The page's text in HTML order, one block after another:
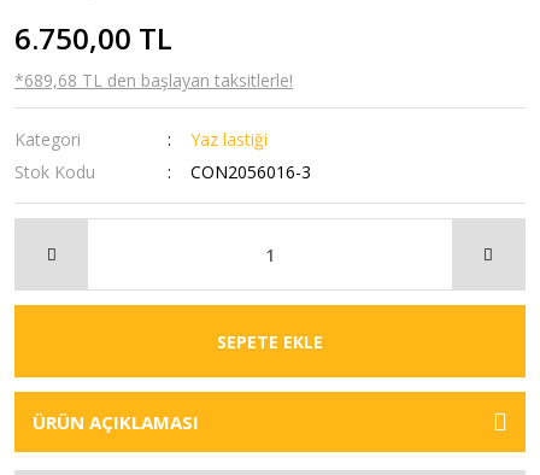
6.750,00 TL
*689,68 TL den başlayan taksitlerle!
Kategori
Yaz lastiği
Stok Kodu
CON2056016-3
SEPETE EKLE
ÜRÜN AÇIKLAMASI